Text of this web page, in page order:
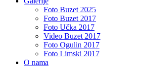
Foto Buzet 2025
Foto Buzet 2017
Foto Učka 2017
Video Buzet 2017
Foto Ogulin 2017
Foto Limski 2017
O nama